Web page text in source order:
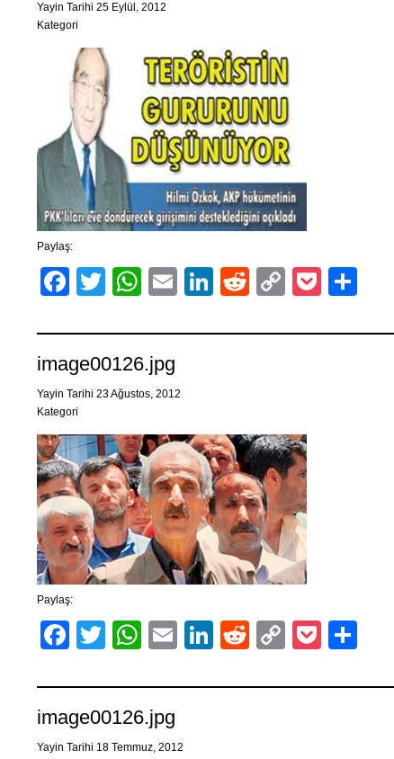
Yayin Tarihi 25 Eylül, 2012
Kategori
Paylaş:
Facebook
TwitterWhatsApp
EmailLinkedIn
RedditCopyPocket
image00126.jpg
Yayin Tarihi 23 Ağustos, 2012
Kategori
Paylaş:
Facebook
TwitterWhatsApp
EmailLinkedIn
RedditCopyPocket
image00126.jpg
Yayin Tarihi 18 Temmuz, 2012